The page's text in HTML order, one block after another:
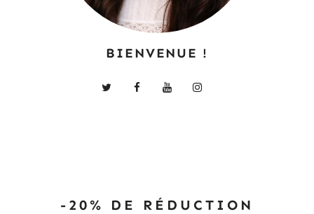
BIENVENUE !
-20% DE RÉDUCTION